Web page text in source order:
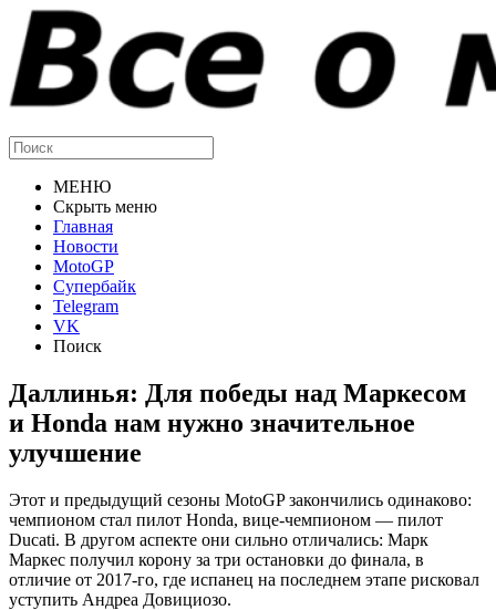
МЕНЮ
Скрыть меню
Главная
Новости
MotoGP
Супербайк
Telegram
VK
Поиск
Даллинья: Для победы над Маркесом
и Honda нам нужно значительное
улучшение
Этот и предыдущий сезоны MotoGP закончились одинаково:
чемпионом стал пилот Honda, вице-чемпионом — пилот
Ducati. В другом аспекте они сильно отличались: Марк
Маркес получил корону за три остановки до финала, в
отличие от 2017-го, где испанец на последнем этапе рисковал
уступить Андреа Довициозо.